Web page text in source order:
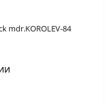
mdr.KOROLEV-84